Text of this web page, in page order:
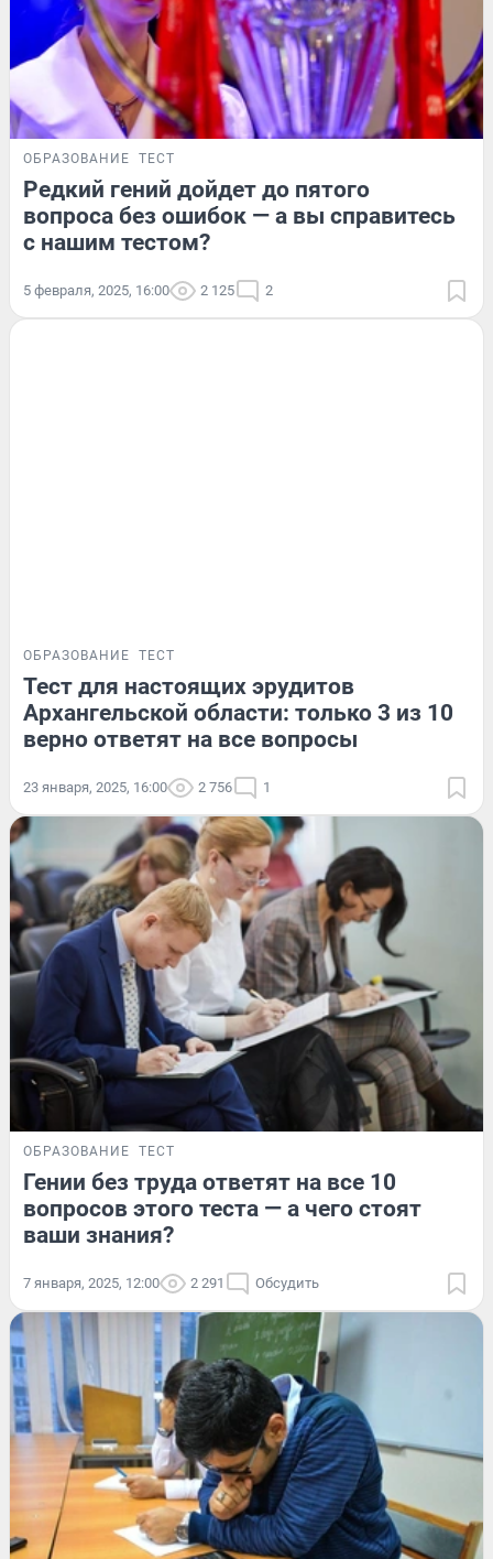
ОБРАЗОВАНИЕ ТЕСТ
Редкий гений дойдет до пятого
вопроса без ошибок — а вы справитесь
с нашим тестом?
5 февраля, 2025, 16:00 2 125 2
ОБРАЗОВАНИЕ ТЕСТ
Тест для настоящих эрудитов
Архангельской области: только 3 из 10
верно ответят на все вопросы
23 января, 2025, 16:00 2 756 1
ОБРАЗОВАНИЕ ТЕСТ
Гении без труда ответят на все 10
вопросов этого теста — а чего стоят
ваши знания?
7 января, 2025, 12:00 2 291 Обсудить